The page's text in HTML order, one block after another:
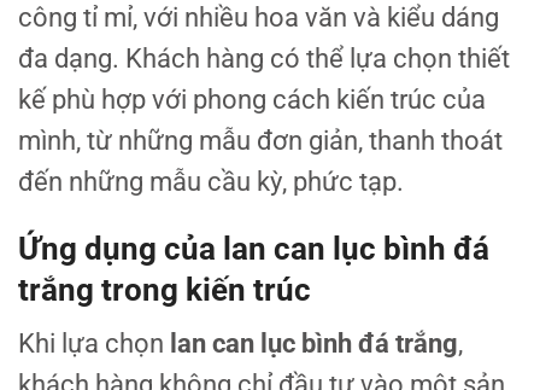
công tỉ mỉ, với nhiều hoa văn và kiểu dáng
đa dạng. Khách hàng có thể lựa chọn thiết
kế phù hợp với phong cách kiến trúc của
mình, từ những mẫu đơn giản, thanh thoát
đến những mẫu cầu kỳ, phức tạp.
Ứng dụng của lan can lục bình đá
trắng trong kiến trúc
Khi lựa chọn lan can lục bình đá trắng,